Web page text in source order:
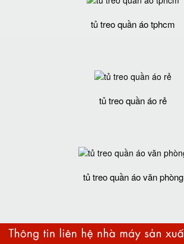
tủ treo quần áo tphcm
tủ treo quần áo rẻ
tủ treo quần áo văn phòng